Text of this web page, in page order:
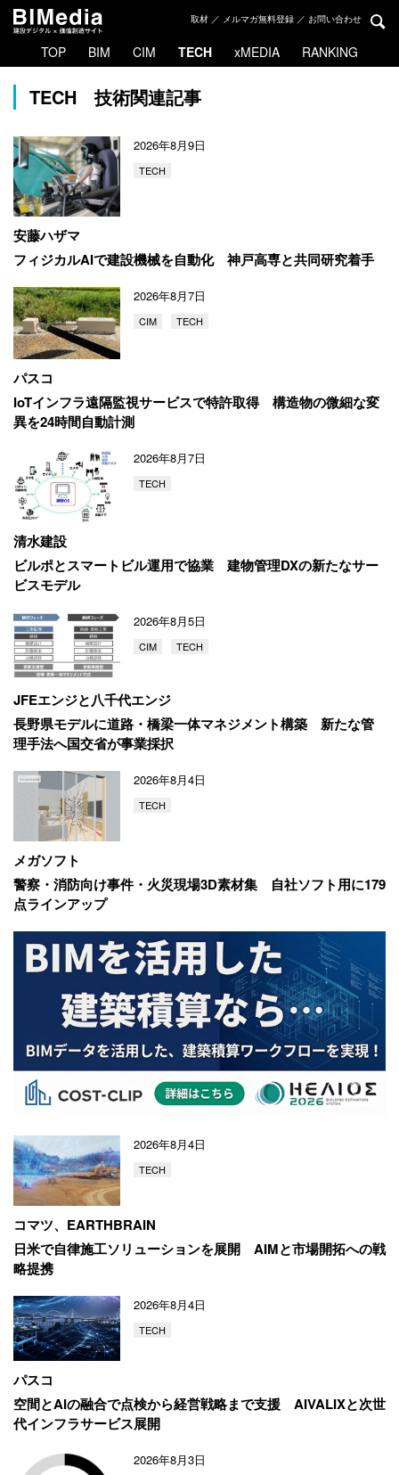
取材 ／ メルマガ無料登録 ／ お問い合わせ
TOP BIM CIM TECH xMEDIA RANKING
TECH 技術関連記事
2026年8月9日
TECH
安藤ハザマ
フィジカルAIで建設機械を自動化
神戸高専と共同研究着手
2026年8月7日
CIM TECH
パスコ
IoTインフラ遠隔監視サービスで特許取得
構造物の微細な変
異を24時間自動計測
2026年8月7日
TECH
清水建設
ビルポとスマートビル運用で協業
建物管理DXの新たなサー
ビスモデル
2026年8月5日
CIM TECH
JFEエンジと八千代エンジ
長野県モデルに道路・橋梁一体マネジメント構築
新たな管
理手法へ国交省が事業採択
2026年8月4日
TECH
メガソフト
警察・消防向け事件・火災現場3D素材集
自社ソフト用に179
点ラインアップ
2026年8月4日
TECH
コマツ、EARTHBRAIN
日米で自律施工ソリューションを展開
AIMと市場開拓への戦
略提携
2026年8月4日
TECH
パスコ
空間とAIの融合で点検から経営戦略まで支援
AIVALIXと次世
代インフラサービス展開
2026年8月3日